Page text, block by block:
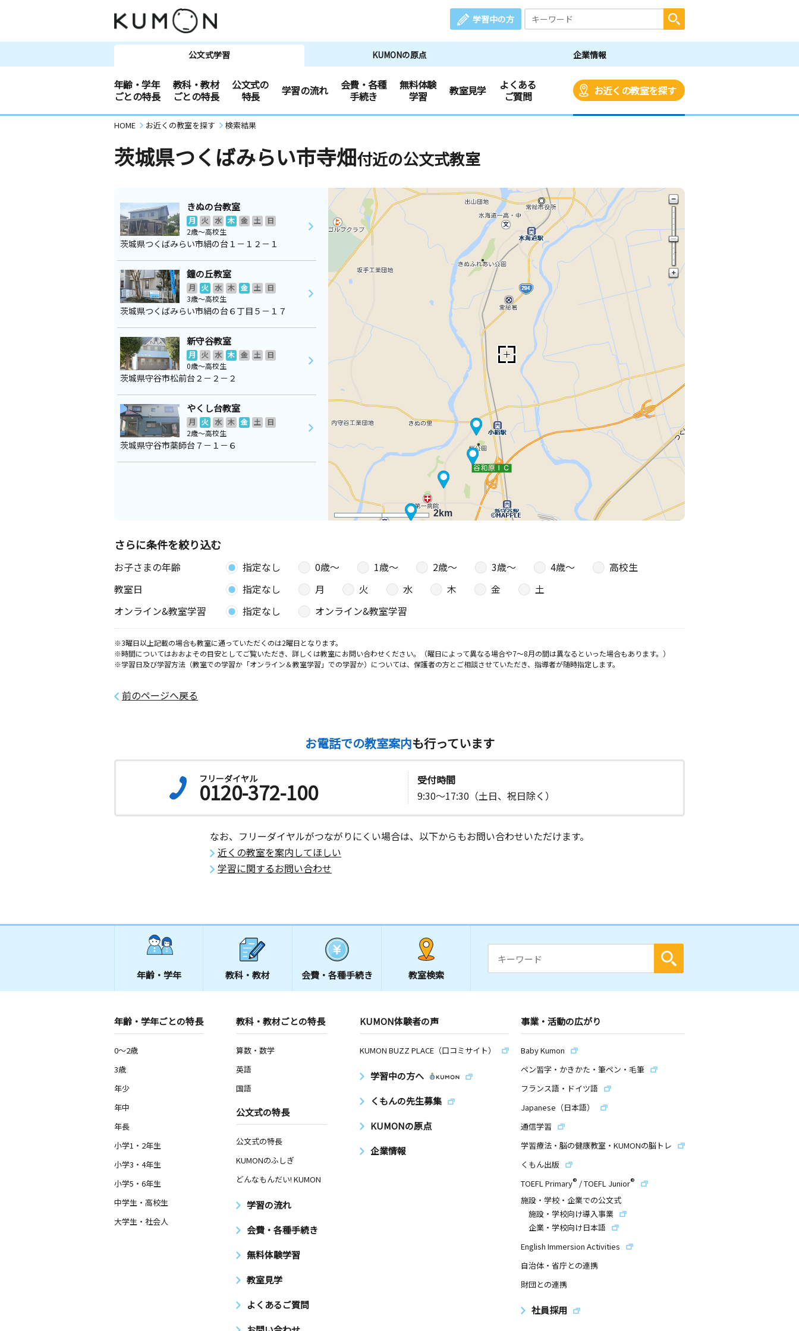
学習中の方
公文式学習 KUMONの原点 企業情報
年齢・学年
ごとの特長
教科・教材
ごとの特長
公文式の
特長
学習の流れ
会費・各種
手続き
無料体験
学習
教室見学
よくある
ご質問
お近くの教室を探す
HOME お近くの教室を探す 検索結果
茨城県つくばみらい市寺畑付近の公文式教室
2km
きぬの台教室
月 火 水 木 金 土
日
2歳～高校生
茨城県つくばみらい市絹の台１－１２－１
鐘の丘教室
月 火 水 木 金 土
日
3歳～高校生
茨城県つくばみらい市絹の台６丁目５－１７
新守谷教室
月 火 水 木 金 土
日
0歳～高校生
茨城県守谷市松前台２－２－２
やくし台教室
月 火 水 木 金 土
日
2歳～高校生
茨城県守谷市薬師台７－１－６
さらに条件を絞り込む
お子さまの年齢 指定なし 0歳〜 1歳〜 2歳〜 3歳〜 4歳〜
高校生
教室日
指定なし 月 火 水 木 金
土
オンライン&教室学習
指定なし オンライン&教室学習
※3曜日以上記載の場合も教室に通っていただくのは2曜日となります。
※時間についてはおおよその目安としてご覧いただき、詳しくは教室にお問い合わせください。（曜日によって異なる場合や7～8月の間は異なるといった場合もあります。）
※学習日及び学習方法（教室での学習か「オンライン＆教室学習」での学習か）については、保護者の方とご相談させていただき、指導者が随時指定します。
前のページへ戻る
お電話での教室案内も行っています
フリーダイヤル
0120-372-100
受付時間
9:30～17:30（土日、祝日除く）
なお、フリーダイヤルがつながりにくい場合は、以下からもお問い合わせいただけます。
近くの教室を案内してほしい
学習に関するお問い合わせ
年齢・学年 教科・教材 会費・ 各種手続き 教室検索
年齢・学年ごとの特長
0～2歳
3歳
年少
年中
年長
小学1・2年生
小学3・4年生
小学5・6年生
中学生・高校生
大学生・社会人
教科・教材ごとの特長
算数・数学
英語
国語
公文式の特長
公文式の特長
KUMONのふしぎ
どんなもんだい! KUMON
学習の流れ
会費・各種手続き
無料体験学習
教室見学
よくあるご質問
KUMON体験者の声
KUMON BUZZ PLACE（口コミサイト）
学習中の方へ
くもんの先生募集
KUMONの原点
企業情報
事業・活動の広がり
Baby Kumon
ペン習字・かきかた・筆ペン・毛筆
フランス語・ドイツ語
Japanese（日本語）
通信学習
学習療法・脳の健康教室・KUMONの脳トレ
くもん出版
TOEFL Primary® /TOEFL Junior®
施設・学校・企業での公文式
施設・学校向け導入事業
企業・学校向け日本語
English Immersion Activities
自治体・省庁との連携
財団との連携
社員採用